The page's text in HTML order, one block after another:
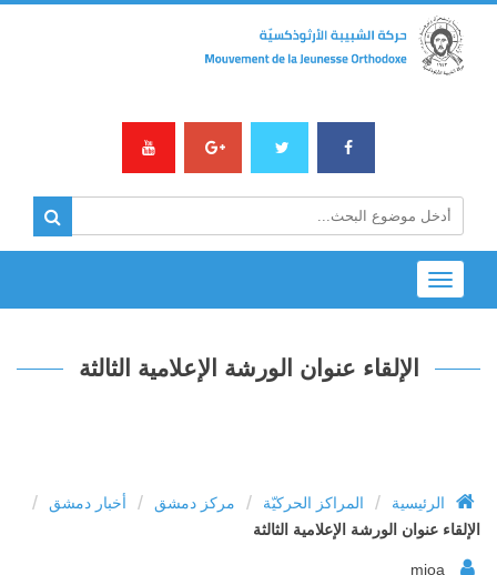
Toggle
navigation
الإلقاء عنوان الورشة الإعلامية الثالثة
الرئيسية / المراكز الحركيّة / مركز دمشق / أخبار دمشق /
الإلقاء عنوان الورشة الإعلامية الثالثة